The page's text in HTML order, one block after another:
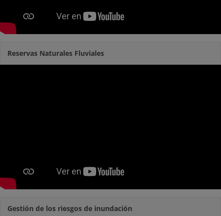
Reservas Naturales Fluviales
Gestión de los riesgos de inundación